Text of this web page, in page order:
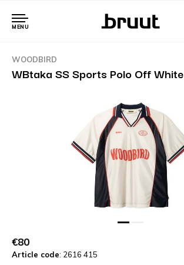
MENU
WOODBIRD
WBtaka SS Sports Polo Off White
€80
Article code: 2616 415